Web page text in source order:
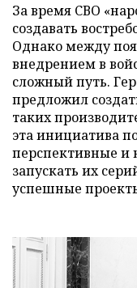
За время СВО
создавать
Однако между
внедрением в
сложный путь.
предложил
таких
эта инициатива
перспективные
запускать их
успешные